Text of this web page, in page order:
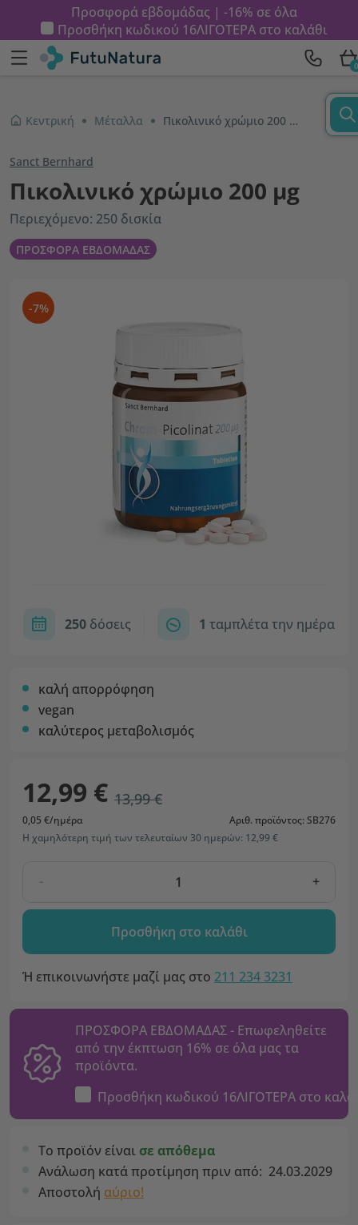
Προσφορά εβδομάδας | -16% σε όλα
Προσθήκη κωδικού 16ΛΙΓΟΤΕΡΑστο καλάθι
0
Κεντρική Μέταλλα Πικολινικό χρώμιο 200 µg
Sanct Bernhard
Πικολινικό χρώμιο 200 µg
Περιεχόμενο: 250 δισκία
ΠΡΟΣΦΟΡΑ ΕΒΔΟΜΑΔΑΣ
-7%
250 δόσεις 1 ταμπλέτα την ημέρα
καλή απορρόφηση
vegan
καλύτερος μεταβολισμός
12,99 € 13,99 €
0,05 €/ημέρα
Αριθ. προϊόντος: SB276
Η χαμηλότερη τιμή των τελευταίων 30 ημερών: 12,99 €
- +
Προσθήκη στο καλάθι
Ή επικοινωνήστε μαζί μας στο 211 234 3231
ΠΡΟΣΦΟΡΑ ΕΒΔΟΜΑΔΑΣ - Επωφεληθείτε
από την έκπτωση 16% σε όλα μας τα
προϊόντα.
Προσθήκη κωδικού 16ΛΙΓΟΤΕΡΑ στο
Το προϊόν είναι σε απόθεμα
Ανάλωση κατά προτίμηση πριν από: 24.03.2029
Αποστολή αύριο!